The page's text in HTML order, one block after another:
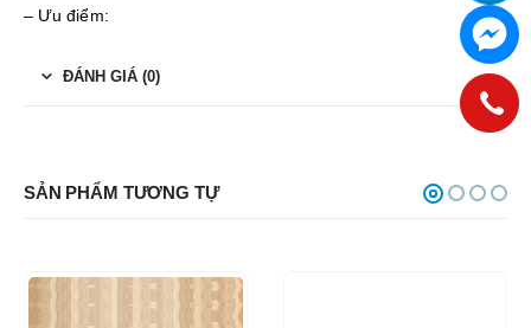
– Ưu điểm:
ĐÁNH GIÁ (0)
SẢN PHẨM TƯƠNG TỰ